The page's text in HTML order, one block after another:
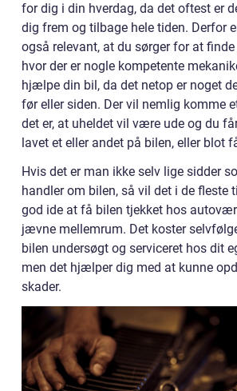
for dig i din hverdag, da det oftest er
dig frem og tilbage hele tiden. Derfor
også relevant, at du sørger for at
hvor der er nogle kompetente
hjælpe din bil, da det netop er noget
før eller siden. Der vil nemlig komme
det er, at uheldet vil være ude og du
lavet et eller andet på bilen, eller blot
Hvis det er man ikke selv lige sidder
handler om bilen, så vil det i de
god ide at få bilen tjekket hos
jævne mellemrum. Det koster
bilen undersøgt og serviceret hos dit
men det hjælper dig med at kunne
skader.